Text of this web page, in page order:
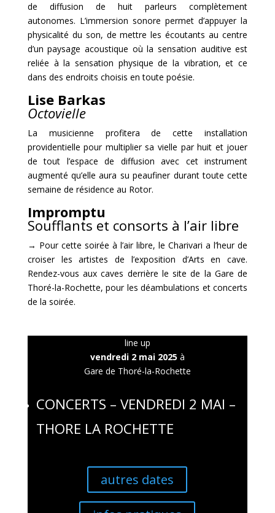
de diffusion de huit parleurs complètement
autonomes. L’immersion sonore permet d’appuyer la
physicalité du son, de mettre les écoutants au centre
d’un paysage acoustique où la sensation auditive est
reliée à la sensation physique de la vibration, et ce
dans des endroits choisis en toute poésie.
Lise Barkas
Octovielle
La musicienne profitera de cette installation
providentielle pour multiplier sa vielle par huit et jouer
de tout l’espace de diffusion avec cet instrument
augmenté qu’elle aura su peaufiner durant toute cette
semaine de résidence au Rotor.
Impromptu
Soufflants et consorts à l’air libre
→ Pour cette soirée à l’air libre, le Charivari a l’heur de
croiser les artistes de l’exposition d’Arts en cave.
Rendez-vous aux caves derrière le site de la Gare de
Thoré-la-Rochette, pour les déambulations et concerts
de la soirée.
line up
vendredi 2 mai 2025à
Gare de Thoré-la-Rochette
CONCERTS – VENDREDI 2 MAI –
THORE LA ROCHETTE
autres dates